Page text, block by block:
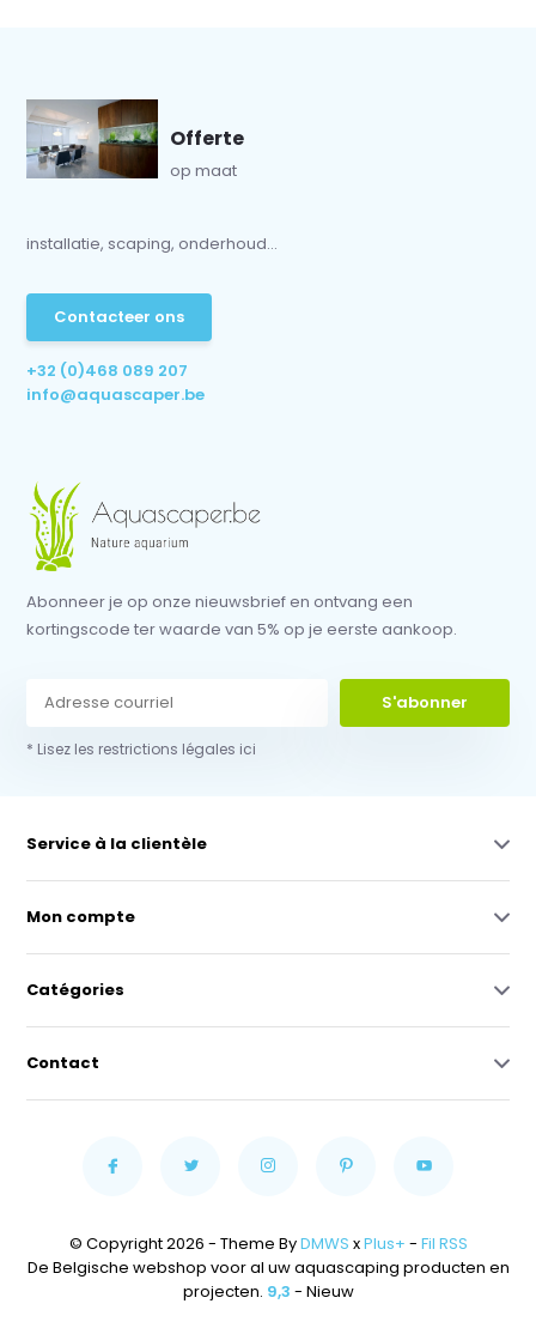
Offerte
op maat
installatie, scaping, onderhoud...
Contacteer ons
+32 (0)468 089 207
info@aquascaper.be
Abonneer je op onze nieuwsbrief en ontvang een
kortingscode ter waarde van 5% op je eerste aankoop.
S'abonner
* Lisez les restrictions légales ici
Service à la clientèle
Mon compte
Catégories
Contact
© Copyright 2026 - Theme ByDMWS xPlus+ - Fil RSS
De Belgische webshop voor al uw aquascaping producten en
projecten. 9,3 - Nieuw